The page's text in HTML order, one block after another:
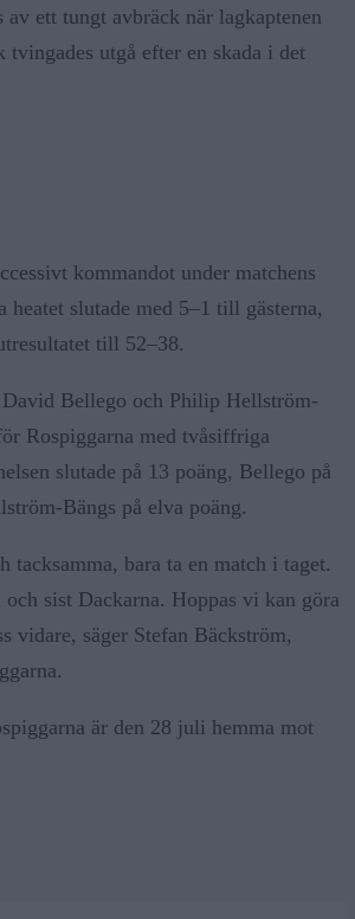
av ett tungt avbräck när lagkaptenen
tvingades utgå efter en skada i det
kommandot under matchens
heatet slutade med 5–1 till gästerna,
till 52–38.
Bellego och Philip Hellström-
Rospiggarna med tvåsiffriga
slutade på 13 poäng, Bellego på
Bängs på elva poäng.
tacksamma, bara ta en match i taget.
och sist Dackarna. Hoppas vi kan göra
vidare, säger Stefan Bäckström,
är den 28 juli hemma mot